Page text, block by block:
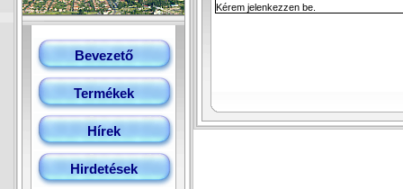
Bevezető
Termékek
Hírek
Hirdetések
Kérem jelenkezzen be.